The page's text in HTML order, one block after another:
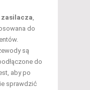
zasilacza
do
są
do
aby po
sprawdzić